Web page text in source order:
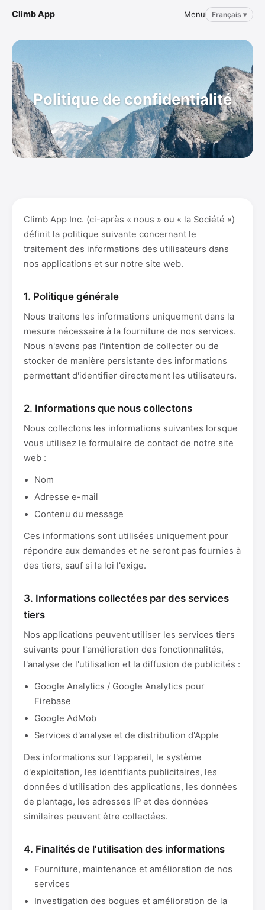
Climb App Menu Français ▾
Politique de confidentialité
Climb App Inc. (ci-après « nous » ou « la Société »)
définit la politique suivante concernant le
traitement des informations des utilisateurs dans
nos applications et sur notre site web.
1. Politique générale
Nous traitons les informations uniquement dans la
mesure nécessaire à la fourniture de nos services.
Nous n'avons pas l'intention de collecter ou de
stocker de manière persistante des informations
permettant d'identifier directement les utilisateurs.
2. Informations que nous collectons
Nous collectons les informations suivantes lorsque
vous utilisez le formulaire de contact de notre site
web :
Nom
Adresse e-mail
Contenu du message
Ces informations sont utilisées uniquement pour
répondre aux demandes et ne seront pas fournies à
des tiers, sauf si la loi l'exige.
3. Informations collectées par des services
tiers
Nos applications peuvent utiliser les services tiers
suivants pour l'amélioration des fonctionnalités,
l'analyse de l'utilisation et la diffusion de publicités :
Google Analytics / Google Analytics pour
Firebase
Google AdMob
Services d'analyse et de distribution d'Apple
Des informations sur l'appareil, le système
d'exploitation, les identifiants publicitaires, les
données d'utilisation des applications, les données
de plantage, les adresses IP et des données
similaires peuvent être collectées.
4. Finalités de l'utilisation des informations
Fourniture, maintenance et amélioration de nos
services
Investigation des bogues et amélioration de la